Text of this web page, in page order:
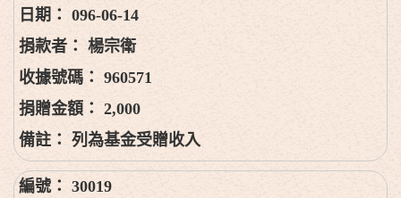
096-06-14
楊宗衛
960571
2,000
列為基金受贈收入
30019